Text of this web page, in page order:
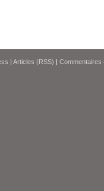
| Articles (RSS) | Commentaires